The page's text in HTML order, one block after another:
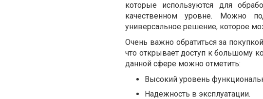
которые используются для
качественном уровне. Можно
универсальное решение, которое
Очень важно обратиться за
что открывает доступ к большому
данной сфере можно отметить:
Высокий уровень
Надежность в эксплуатации.